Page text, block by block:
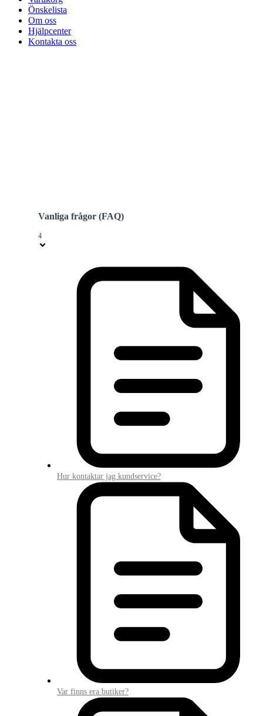
Önskelista
Om oss
Hjälpcenter
Kontakta oss
Vanliga frågor (FAQ)
4
Hur kontaktar jag kundservice?
Var finns era butiker?